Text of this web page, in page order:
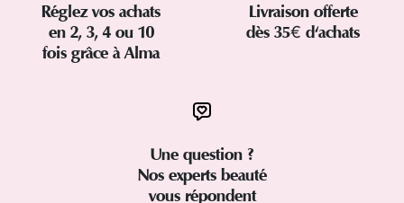
Réglez vos achats
en 2, 3, 4 ou 10
fois grâce à Alma
Livraison offerte
dès 35€ d'achats
Une question ?
Nos experts beauté
vous répondent